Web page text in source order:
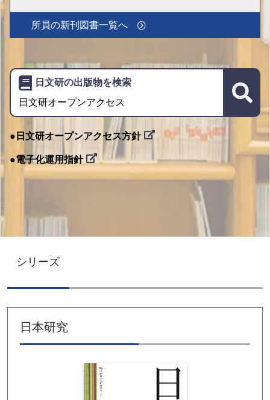
所員の新刊図書一覧へ
日文研の出版物を検索
日文研オープンアクセス
●日文研オープンアクセス方針
●電子化運用指針
シリーズ
日本研究